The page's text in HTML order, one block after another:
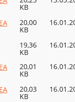
KB
20,00
KB
19,36
KB
20,01
KB
20,03
KB